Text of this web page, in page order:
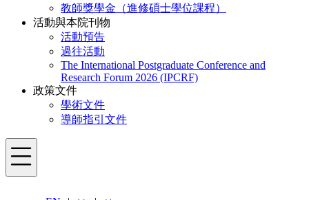
教師獎學金（進修碩士學位課程）
活動與本院刊物
活動預告
過往活動
The International Postgraduate Conference and
Research Forum 2026 (IPCRF)
政策文件
學術文件
導師指引文件
Menu